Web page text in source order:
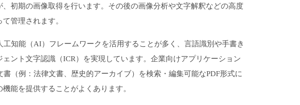
初期の画像取得を行います。その後の画像分析や文字解釈などの高度
管理されます。
知能（AI）フレームワークを活用することが多く、言語識別や手書き
ント文字認識（ICR）を実現しています。企業向けアプリケーション
（例：法律文書、歴史的アーカイブ）を検索・編集可能なPDF形式に
能を提供することがよくあります。